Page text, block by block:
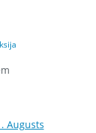
Augusts